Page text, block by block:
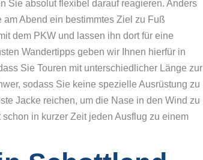
Sie absolut flexibel darauf reagieren. Anders
Abend ein bestimmtes Ziel zu Fuß
dem PKW und lassen ihn dort für eine
Wandertipps geben wir Ihnen hierfür in
Sie Touren mit unterschiedlicher Länge zur
sodass Sie keine spezielle Ausrüstung zu
Jacke reichen, um die Nase in den Wind zu
in kurzer Zeit jeden Ausflug zu einem